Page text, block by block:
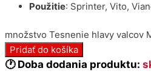
Použitie: Sprinter, Vito,
množstvo Tesnenie hlavy valcov
Pridať do košíka
🕐 Doba dodania produktu: